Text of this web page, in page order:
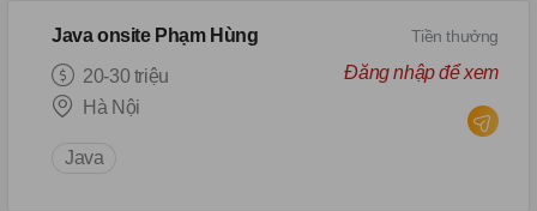
Java onsite Phạm Hùng
20-30 triệu
Hà Nội
Java
Tiền thưởng
Đăng nhập để xem